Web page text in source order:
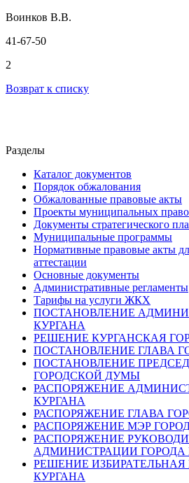
Воинков В.В.
41-67-50
2
Возврат к списку
Разделы
Каталог документов
Порядок обжалования
Обжалованные правовые акты
Проекты муниципальных
Документы стратегического
Муниципальные программы
Нормативные правовые акты
аттестации
Основные документы
Административные регламенты
Тарифы на услуги ЖКХ
ПОСТАНОВЛЕНИЕ
КУРГАНА
РЕШЕНИЕ КУРГАНСКАЯ
ПОСТАНОВЛЕНИЕ ГЛАВА
ПОСТАНОВЛЕНИЕ
ГОРОДСКОЙ ДУМЫ
РАСПОРЯЖЕНИЕ
КУРГАНА
РАСПОРЯЖЕНИЕ ГЛАВА
РАСПОРЯЖЕНИЕ МЭР
РАСПОРЯЖЕНИЕ
АДМИНИСТРАЦИИ ГОРОДА
РЕШЕНИЕ
КУРГАНА